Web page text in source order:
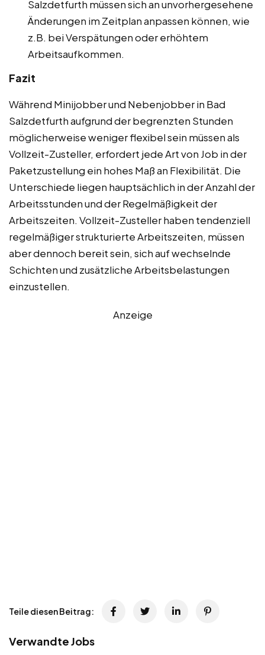
Salzdetfurth müssen sich an unvorhergesehene
Änderungen im Zeitplan anpassen können, wie
z.B. bei Verspätungen oder erhöhtem
Arbeitsaufkommen.
Fazit
Während Minijobber und Nebenjobber in Bad
Salzdetfurth aufgrund der begrenzten Stunden
möglicherweise weniger flexibel sein müssen als
Vollzeit-Zusteller, erfordert jede Art von Job in der
Paketzustellung ein hohes Maß an Flexibilität. Die
Unterschiede liegen hauptsächlich in der Anzahl der
Arbeitsstunden und der Regelmäßigkeit der
Arbeitszeiten. Vollzeit-Zusteller haben tendenziell
regelmäßiger strukturierte Arbeitszeiten, müssen
aber dennoch bereit sein, sich auf wechselnde
Schichten und zusätzliche Arbeitsbelastungen
einzustellen.
Anzeige
Teile diesen Beitrag:
Verwandte Jobs